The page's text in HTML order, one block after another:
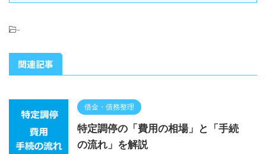
-
関連記事
借金・債務整理
特定調停の「費用の相場」と「手続
の流れ」を解説